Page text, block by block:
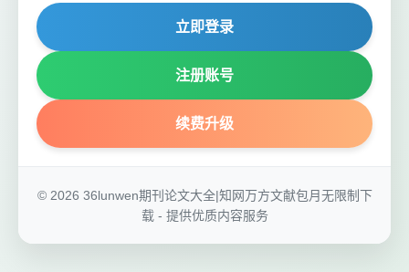
立即登录
注册账号
续费升级
© 2026 36lunwen期刊论文大全|知网万方文献包月无限制下
载 - 提供优质内容服务